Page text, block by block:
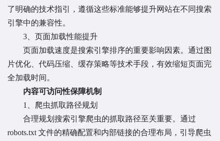
了明确的技术指引，遵循这些标准能够提升网站在不同搜索
引擎中的兼容性。
3、页面加载性能提升
页面加载速度是搜索引擎排序的重要影响因素。通过图
片优化、代码压缩、缓存策略等技术手段，有效缩短页面完
全加载时间。
内容可访问性保障机制
1、爬虫抓取路径规划
合理规划搜索引擎爬虫的抓取路径至关重要。通过
robots.txt 文件的精确配置和内部链接的合理布局，引导爬虫